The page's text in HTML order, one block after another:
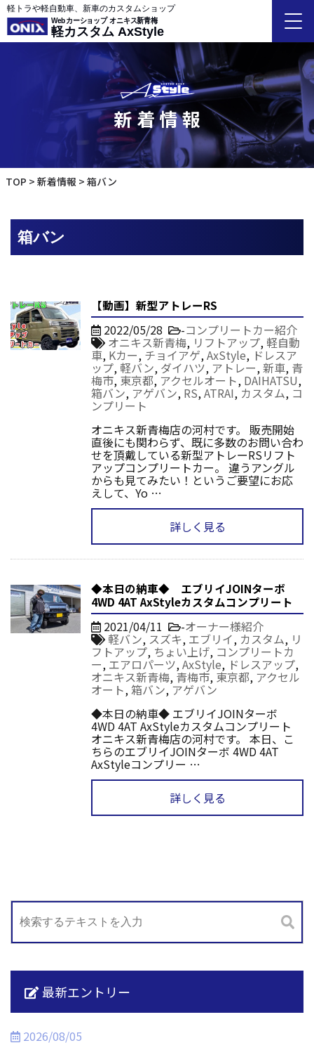
軽トラや軽自動車、新車のカスタムショップ
Webカーショップ オニキス新青梅
軽カスタム AxStyle
新着情報
TOP 新着情報 箱バン
箱バン
【動画】新型アトレーRS
2022/05/28 -コンプリートカー紹介
オニキス新青梅, リフトアップ, 軽自動
車, Kカー, チョイアゲ,AxStyle, ドレスア
ップ, 軽バン, ダイハツ, アトレー,新車, 青
梅市, 東京都, アクセルオート, DAIHATSU,
箱バン, アゲバン, RS,ATRAI,カスタム, コ
ンプリート
オニキス新青梅店の河村です。 販売開始
直後にも関わらず、既に多数のお問い合わ
せを頂戴している新型アトレーRSリフト
アップコンプリートカー。 違うアングル
からも見てみたい！というご要望にお応
えして、Yo …
詳しく見る
◆本日の納車◆ エブリイJOINターボ
4WD 4AT AxStyleカスタムコンプリート
2021/04/11 -オーナー様紹介
軽バン,スズキ, エブリイ, カスタム, リ
フトアップ, ちょい上げ, コンプリートカ
ー, エアロパーツ,AxStyle, ドレスアップ,
オニキス新青梅, 青梅市, 東京都, アクセル
オート,箱バン,アゲバン
◆本日の納車◆ エブリイJOINターボ
4WD 4AT AxStyleカスタムコンプリート
オニキス新青梅店の河村です。 本日、こ
ちらのエブリイJOINターボ 4WD 4AT
AxStyleコンプリー …
詳しく見る
最新エントリー
2026/08/05